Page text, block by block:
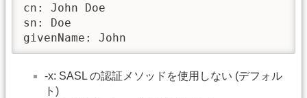
cn: John Doe
sn: Doe
givenName: John
-x: SASL の認証メソッドを使用しない (デフォル
ト)